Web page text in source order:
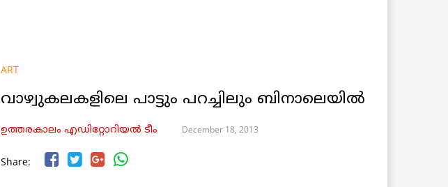
ART
വാഴ്വുകലകളിലെ പാട്ടും പറച്ചിലും ബിനാലെയില്‍
ഉത്തരകാലം എഡിറ്റോറിയല്‍ ടീം December 18, 2013
Share: